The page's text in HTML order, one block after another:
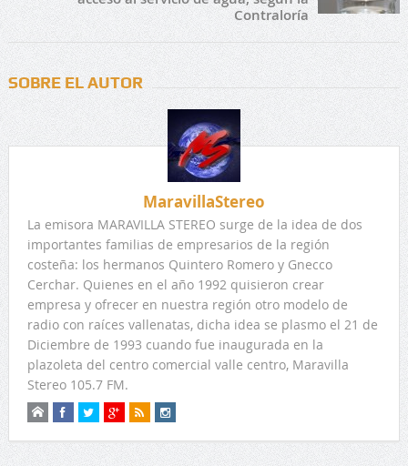
Contraloría
SOBRE EL AUTOR
MaravillaStereo
La emisora MARAVILLA STEREO surge de la idea de dos
importantes familias de empresarios de la región
costeña: los hermanos Quintero Romero y Gnecco
Cerchar. Quienes en el año 1992 quisieron crear
empresa y ofrecer en nuestra región otro modelo de
radio con raíces vallenatas, dicha idea se plasmo el 21 de
Diciembre de 1993 cuando fue inaugurada en la
plazoleta del centro comercial valle centro, Maravilla
Stereo 105.7 FM.